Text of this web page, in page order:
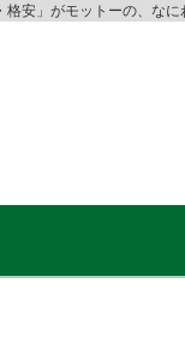
安」がモットーの、なに